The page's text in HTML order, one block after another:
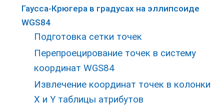
Гаусса-Крюгера в градусах на эллипсоиде
WGS84
Подготовка сетки точек
Перепроецирование точек в систему
координат WGS84
Извлечение координат точек в колонки
X и Y таблицы атрибутов